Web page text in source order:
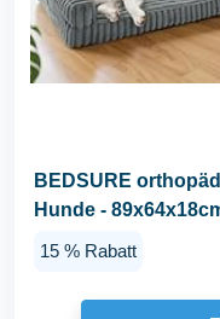
BEDSURE
Hunde -
15 % Rabatt